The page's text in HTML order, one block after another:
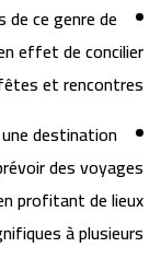
ce genre de
effet de concilier
et rencontres.
destination
des voyages
profitant de lieux
à plusieurs.